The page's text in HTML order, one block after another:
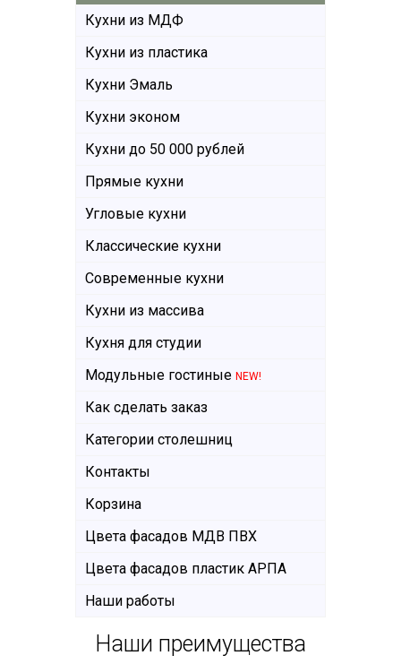
Кухни из МДФ
Кухни из пластика
Кухни Эмаль
Кухни эконом
Кухни до 50 000 рублей
Прямые кухни
Угловые кухни
Классические кухни
Современные кухни
Кухни из массива
Кухня для студии
Модульные гостиные NEW!
Как сделать заказ
Категории столешниц
Контакты
Корзина
Цвета фасадов МДВ ПВХ
Цвета фасадов пластик АРПА
Наши работы
Наши преимущества